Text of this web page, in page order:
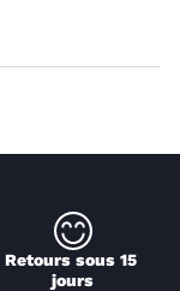
Retours sous 15
jours